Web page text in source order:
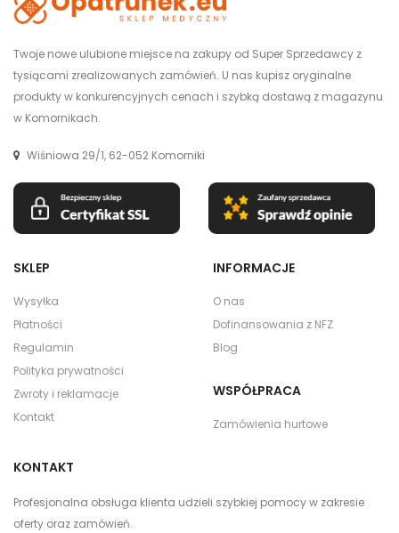
Twoje nowe ulubione miejsce na zakupy od Super Sprzedawcy z
tysiącami zrealizowanych zamówień. U nas kupisz oryginalne
produkty w konkurencyjnych cenach i szybką dostawą z magazynu
w Komornikach.
Wiśniowa 29/1, 62-052 Komorniki
SKLEP
Wysyłka
Płatności
Regulamin
Polityka prywatności
Zwroty i reklamacje
Kontakt
INFORMACJE
O nas
Dofinansowania z NFZ
Blog
WSPÓŁPRACA
Zamówienia hurtowe
KONTAKT
Profesjonalna obsługa klienta udzieli szybkiej pomocy w zakresie
oferty oraz zamówień.